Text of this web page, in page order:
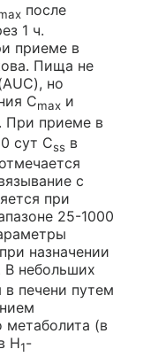
после
1 ч.
приеме в
Пища не
но
Cmax и
При приеме в
сут Css в
с
при
25-1000
назначении
В небольших
в печени путем
метаболита (в
Н1-